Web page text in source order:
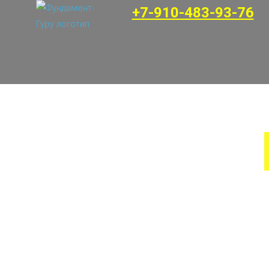
+7-910-483-93-76